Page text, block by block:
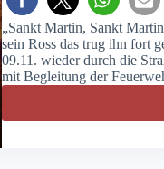
„Sankt Martin, Sankt
sein Ross das trug ihn fort
09.11. wieder durch die
mit Begleitung der